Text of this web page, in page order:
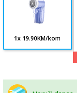
1x 19.90KM/kom